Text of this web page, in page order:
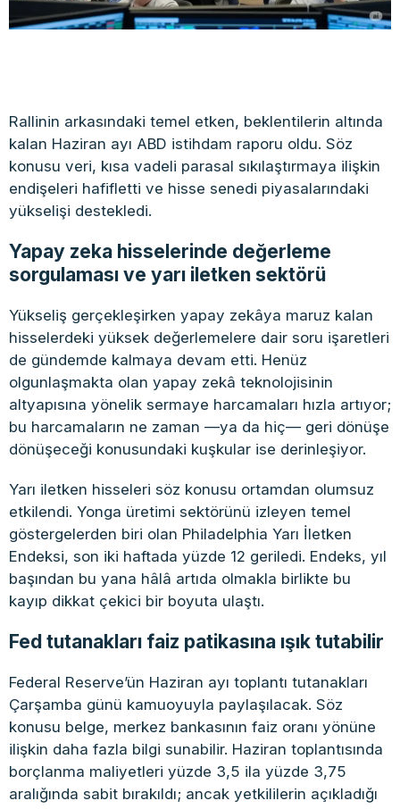
Rallinin arkasındaki temel etken, beklentilerin altında
kalan Haziran ayı ABD istihdam raporu oldu. Söz
konusu veri, kısa vadeli parasal sıkılaştırmaya ilişkin
endişeleri hafifletti ve hisse senedi piyasalarındaki
yükselişi destekledi.
Yapay zeka hisselerinde değerleme
sorgulaması ve yarı iletken sektörü
Yükseliş gerçekleşirken yapay zekâya maruz kalan
hisselerdeki yüksek değerlemelere dair soru işaretleri
de gündemde kalmaya devam etti. Henüz
olgunlaşmakta olan yapay zekâ teknolojisinin
altyapısına yönelik sermaye harcamaları hızla artıyor;
bu harcamaların ne zaman —ya da hiç— geri dönüşe
dönüşeceği konusundaki kuşkular ise derinleşiyor.
Yarı iletken hisseleri söz konusu ortamdan olumsuz
etkilendi. Yonga üretimi sektörünü izleyen temel
göstergelerden biri olan Philadelphia Yarı İletken
Endeksi, son iki haftada yüzde 12 geriledi. Endeks, yıl
başından bu yana hâlâ artıda olmakla birlikte bu
kayıp dikkat çekici bir boyuta ulaştı.
Fed tutanakları faiz patikasına ışık tutabilir
Federal Reserve’ün Haziran ayı toplantı tutanakları
Çarşamba günü kamuoyuyla paylaşılacak. Söz
konusu belge, merkez bankasının faiz oranı yönüne
ilişkin daha fazla bilgi sunabilir. Haziran toplantısında
borçlanma maliyetleri yüzde 3,5 ila yüzde 3,75
aralığında sabit bırakıldı; ancak yetkililerin açıkladığı